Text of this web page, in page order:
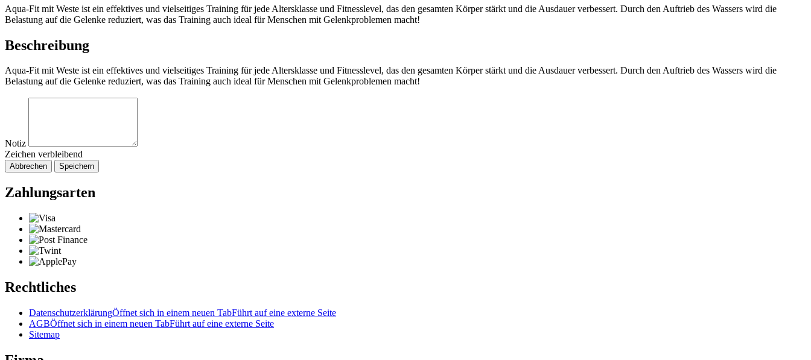
Aqua-Fit mit Weste ist ein effektives und vielseitiges Training für jede Altersklasse und Fitnesslevel, das den gesamten Körper stärkt und die Ausdauer verbessert. Durch den Auftrieb des Wassers wird die
Belastung auf die Gelenke reduziert, was das Training auch ideal für Menschen mit Gelenkproblemen macht!
Beschreibung
Aqua-Fit mit Weste ist ein effektives und vielseitiges Training für jede Altersklasse und Fitnesslevel, das den gesamten Körper stärkt und die Ausdauer verbessert. Durch den Auftrieb des Wassers wird die
Belastung auf die Gelenke reduziert, was das Training auch ideal für Menschen mit Gelenkproblemen macht!
Notiz
Zeichen verbleibend
Abbrechen Speichern
Zahlungsarten
Rechtliches
DatenschutzerklärungÖffnet sich in einem neuen TabFührt auf eine externe Seite
AGBÖffnet sich in einem neuen TabFührt auf eine externe Seite
Sitemap